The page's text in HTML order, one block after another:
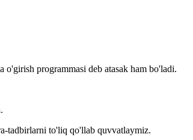
programmasi deb atasak ham bo'ladi.
tadbirlarni to'liq qo'llab quvvatlaymiz.